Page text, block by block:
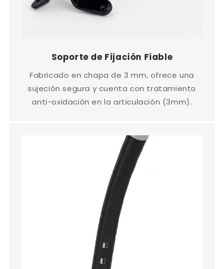
Soporte de Fijación Fiable
Fabricado en chapa de 3 mm, ofrece una
sujeción segura y cuenta con tratamiento
anti-oxidación en la articulación (3mm).